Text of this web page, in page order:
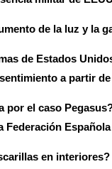
de la luz y la
de Estados
a partir
por el caso
Federación
en interiores?